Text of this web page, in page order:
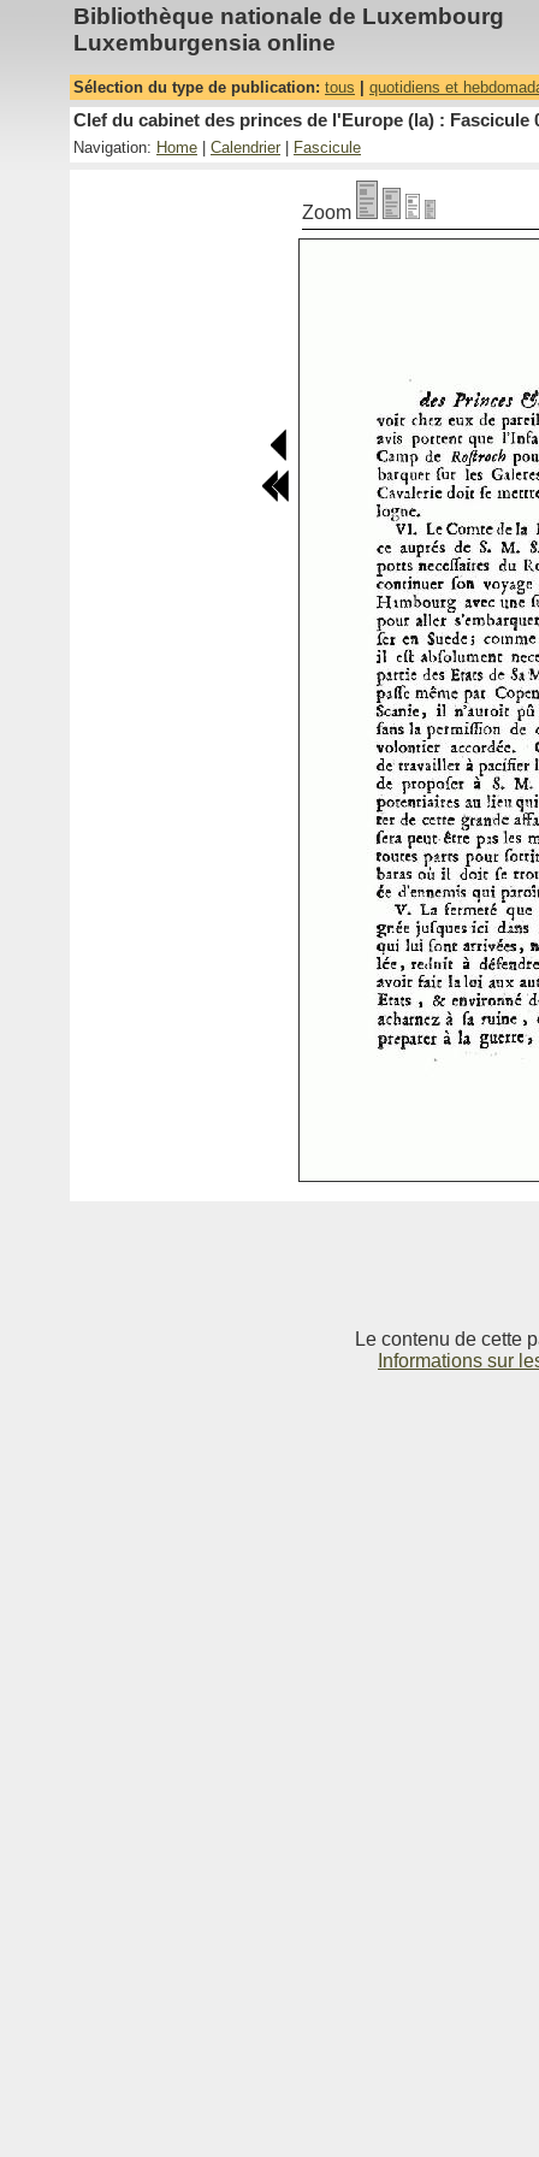
Bibliothèque nationale de Luxembourg
Luxemburgensia online
Sélection du type de publication: tous quotidiens et
Clef du cabinet des princes de l'Europe (la) : Fascicule
Navigation: Home Calendrier Fascicule
Zoom
Le contenu de cette
Informations sur